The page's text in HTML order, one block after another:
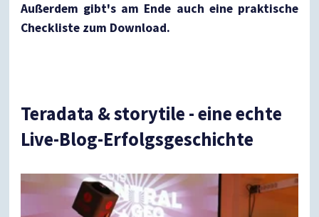
Außerdem gibt's am Ende auch eine praktische
Checkliste zum Download.
Teradata & storytile - eine echte
Live-Blog-Erfolgsgeschichte